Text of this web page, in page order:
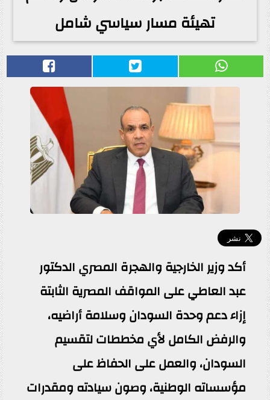
تهيئة مسار سياسي شامل
أكد وزير الخارجية والهجرة المصري الدكتور
عبد العاطي على المواقف المصرية الثابتة
إزاء دعم وحدة السودان وسلامة أراضيه،
والرفض الكامل لأي مخططات لتقسيم
السودان، والعمل على الحفاظ على
مؤسساته الوطنية، وصون سيادته ومقدرات